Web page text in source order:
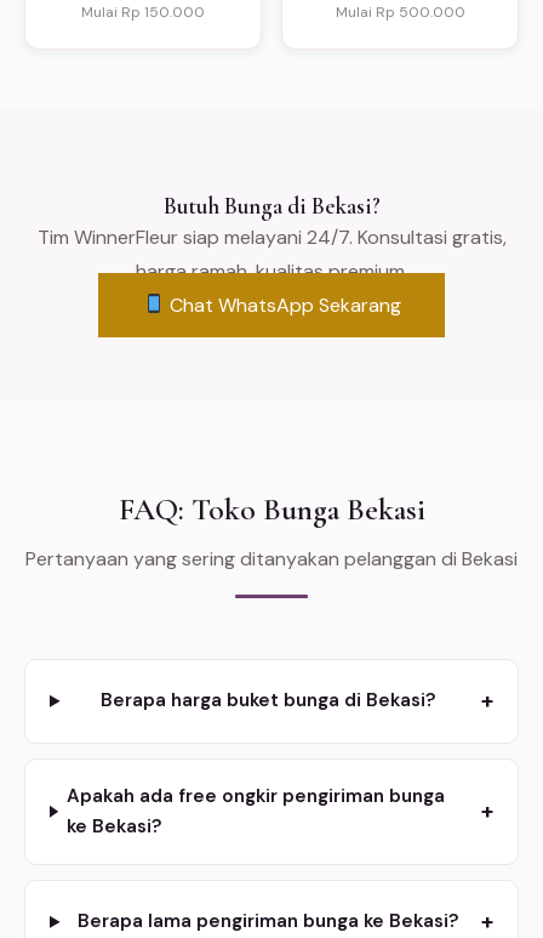
Mulai Rp 150.000 Mulai Rp 500.000
Butuh Bunga di Bekasi?
Tim WinnerFleur siap melayani 24/7. Konsultasi gratis,
harga ramah, kualitas premium.
Chat WhatsApp Sekarang
FAQ: Toko Bunga Bekasi
Pertanyaan yang sering ditanyakan pelanggan di Bekasi
Berapa harga buket bunga di Bekasi? +
Apakah ada free ongkir pengiriman bunga
ke Bekasi?
+
Berapa lama pengiriman bunga ke Bekasi? +